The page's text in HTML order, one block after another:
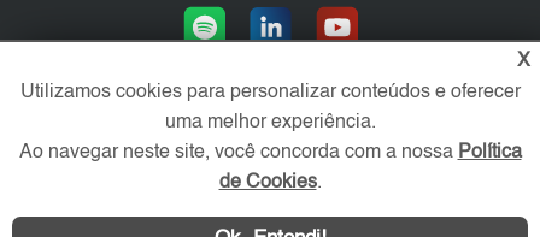
Área exclusiva aos anunciantes,
acesse sua conta:
X
Utilizamos cookies para personalizar conteúdos e oferecer
uma melhor experiência.
Ao navegar neste site, você concorda com a nossa Política
de Cookies.